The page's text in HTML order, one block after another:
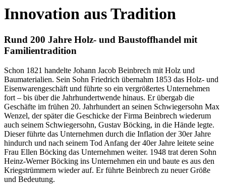
Innovation aus Tradition
Rund 200 Jahre Holz- und Baustoffhandel mit
Familientradition
Schon 1821 handelte Johann Jacob Beinbrech mit Holz und
Baumaterialien. Sein Sohn Friedrich übernahm 1853 das Holz- und
Eisenwarengeschäft und führte so ein vergrößertes Unternehmen
fort – bis über die Jahrhundertwende hinaus. Er übergab die
Geschäfte im frühen 20. Jahrhundert an seinen Schwiegersohn Max
Wenzel, der später die Geschicke der Firma Beinbrech wiederum
auch seinem Schwiegersohn, Gustav Böcking, in die Hände legte.
Dieser führte das Unternehmen durch die Inflation der 30er Jahre
hindurch und nach seinem Tod Anfang der 40er Jahre leitete seine
Frau Ellen Böcking das Unternehmen weiter. 1948 trat deren Sohn
Heinz-Werner Böcking ins Unternehmen ein und baute es aus den
Kriegstrümmern wieder auf. Er führte Beinbrech zu neuer Größe
und Bedeutung.